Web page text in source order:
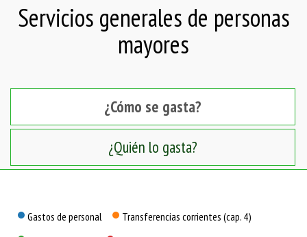
Servicios generales de personas
mayores
¿Cómo se gasta?
¿Quién lo gasta?
¿Cómo se gasta?
Gastos de personal
Transferencias corrientes (cap. 4)